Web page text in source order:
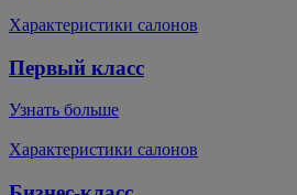
Характеристики салонов
Первый класс
Узнать больше
Характеристики салонов